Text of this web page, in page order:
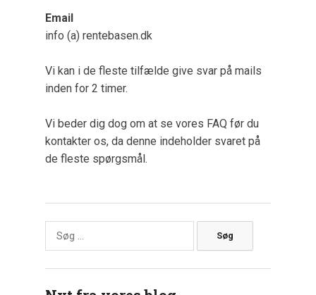
Email
info (a) rentebasen.dk
Vi kan i de fleste tilfælde give svar på mails
inden for 2 timer.
Vi beder dig dog om at se vores FAQ før du
kontakter os, da denne indeholder svaret på
de fleste spørgsmål.
Søg
efter: